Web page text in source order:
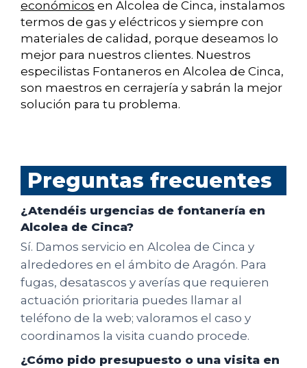
económicos en Alcolea de Cinca, instalamos
termos de gas y eléctricos y siempre con
materiales de calidad, porque deseamos lo
mejor para nuestros clientes. Nuestros
especilistas Fontaneros en Alcolea de Cinca,
son maestros en cerrajería y sabrán la mejor
solución para tu problema.
Preguntas frecuentes
¿Atendéis urgencias de fontanería en
Alcolea de Cinca?
Sí. Damos servicio en Alcolea de Cinca y
alrededores en el ámbito de Aragón. Para
fugas, desatascos y averías que requieren
actuación prioritaria puedes llamar al
teléfono de la web; valoramos el caso y
coordinamos la visita cuando procede.
¿Cómo pido presupuesto o una visita en